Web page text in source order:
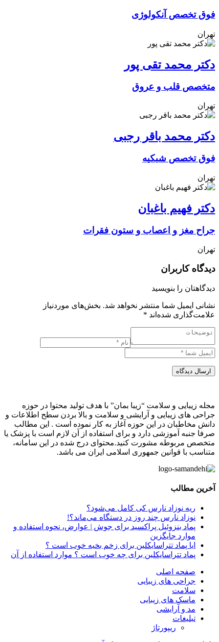
فوق تخصص آنکولوژی
تهران
دکتر محمد تقی پور
متخصص قلب و عروق
تهران
دکتر محمد باقر رجبی
فوق تخصص شبکیه
تهران
دکتر فهیم باغبان
جراح مغز و اعصاب و ستون فقرات
تهران
دیدگاه کاربران
دیدگاهتان را بنویسید
نشانی ایمیل شما منتشر نخواهد شد. بخش‌های موردنیاز
علامت‌گذاری شده‌اند *
ارسال دیدگاه
مجله زیبایی و سلامت “زیبا بمان” با هدف تولید محتوا در حوزه
جراحی های زیبایی و آرایشی و سلامت و بالا بردن سطح اطلاعات و
دانش مخاطبان در این حوزه آغاز به کار نموده است . این مطالب
صرفا جنبه آموزشی دارد و برای استفاده از آن لازم است با پزشک یا
متخصص مربوطه مشورت کنید.محتوای درج شده در این سامانه،
متناسب با قوانین جمهوری اسلامی ایران می باشد.
آخرین مطالب
ریه نوزاد نارس کی کامل می‌شود؟
نوزاد نارس چند روز در دستگاه می‌ماند؟!
پماد بنزوئیل پراکسید برای جوش | عوارض، نحوه استفاده و
موارد جایگزین
ایا پماد تتراسایکلین برای زخم بخیه خوب است ؟
پماد تتراسایکلین برای چه خوب است ؟ موارد استفاده از آن
صفحه اصلی
جراحی های زیبایی
سلامت
ماسک های زیبایی
مد و آرایشی
تبلیغات
ریپورتاژ